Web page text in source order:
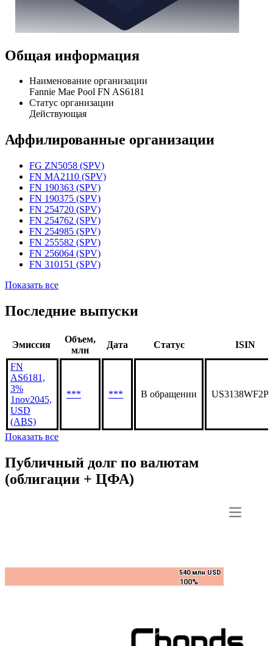
Общая информация
Наименование организации
Fannie Mae Pool FN AS6181
Статус организации
Действующая
Аффилированные организации
FG ZN5058 (SPV)
FN MA2110 (SPV)
FN 190363 (SPV)
FN 190375 (SPV)
FN 254720 (SPV)
FN 254762 (SPV)
FN 254985 (SPV)
FN 255582 (SPV)
FN 256064 (SPV)
FN 310151 (SPV)
Показать все
Последние выпуски
Эмиссия
Объем,
млн
Дата Статус ISIN
FN
AS6181,
3%
1nov2045,
USD
(ABS)
*** *** В обращении
Показать все
Публичный долг по валютам
(облигации + ЦФА)
540 млн USD
100%
540 млн USD
100%